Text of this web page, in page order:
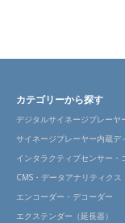
カテゴリーから探す
デジタルサイネージプレーヤ
サイネージプレーヤー内蔵デ
インタラクティブセンサー・
CMS・データアナリティクス
エンコーダー・デコーダー
エクステンダー（延長器）